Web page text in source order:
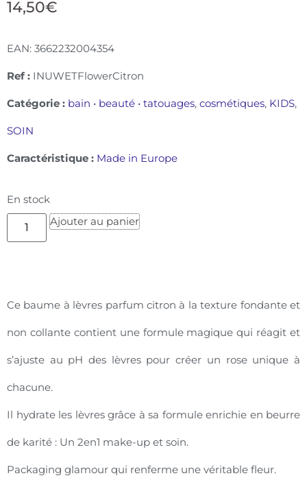
14,50€
EAN: 3662232004354
Ref : INUWETFlowerCitron
Catégorie : bain • beauté • tatouages, cosmétiques, KIDS,
SOIN
Caractéristique : Made in Europe
En stock
Ajouter au panier
Ce baume à lèvres parfum citron à la texture fondante et
non collante contient une formule magique qui réagit et
s’ajuste au pH des lèvres pour créer un rose unique à
chacune.
Il hydrate les lèvres grâce à sa formule enrichie en beurre
de karité : Un 2en1 make-up et soin.
Packaging glamour qui renferme une véritable fleur.